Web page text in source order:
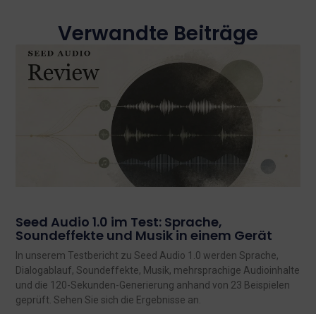
Verwandte Beiträge
Seed Audio 1.0 im Test: Sprache,
Soundeffekte und Musik in einem Gerät
In unserem Testbericht zu Seed Audio 1.0 werden Sprache,
Dialogablauf, Soundeffekte, Musik, mehrsprachige Audioinhalte
und die 120-Sekunden-Generierung anhand von 23 Beispielen
geprüft. Sehen Sie sich die Ergebnisse an.